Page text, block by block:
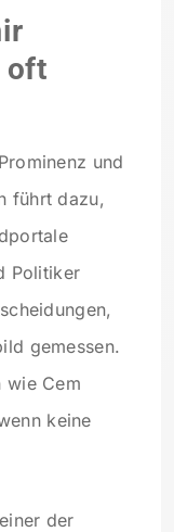
oft
und
führt dazu,
Politiker
gemessen.
wie Cem
keine
der